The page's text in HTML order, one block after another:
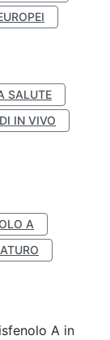
SALUTE
IN VIVO
A
A in